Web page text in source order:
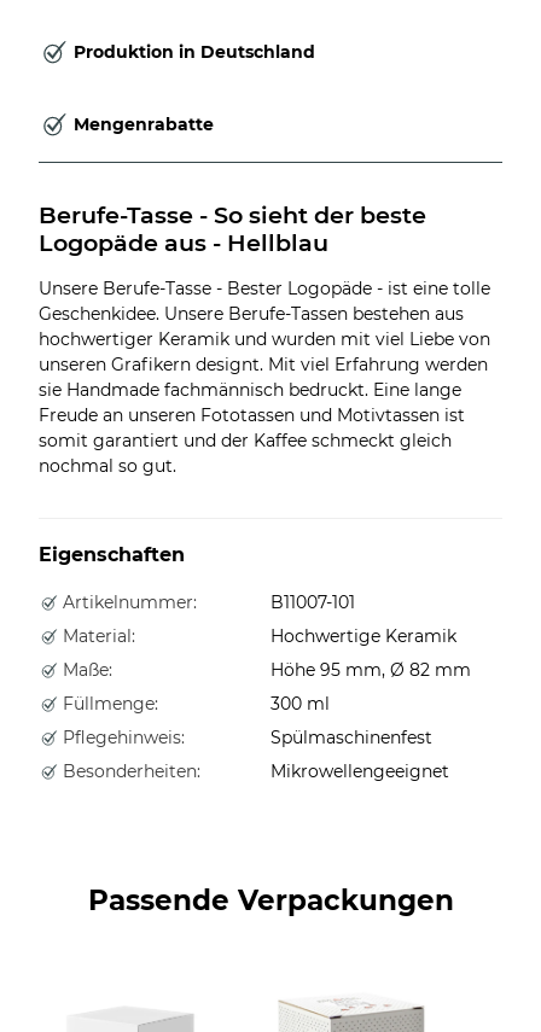
Produktion in Deutschland
Mengenrabatte
Berufe-Tasse - So sieht der beste
Logopäde aus - Hellblau
Unsere Berufe-Tasse - Bester Logopäde - ist eine tolle
Geschenkidee. Unsere Berufe-Tassen bestehen aus
hochwertiger Keramik und wurden mit viel Liebe von
unseren Grafikern designt. Mit viel Erfahrung werden
sie Handmade fachmännisch bedruckt. Eine lange
Freude an unseren Fototassen und Motivtassen ist
somit garantiert und der Kaffee schmeckt gleich
nochmal so gut.
Eigenschaften
Artikelnummer:
B11007-101
Material:
Hochwertige Keramik
Maße:
Höhe 95 mm, Ø 82 mm
Füllmenge:
300 ml
Pflegehinweis:
Spülmaschinenfest
Besonderheiten:
Mikrowellengeeignet
Passende Verpackungen